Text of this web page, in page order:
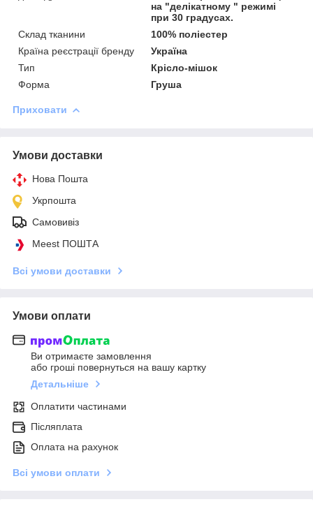
на "делікатному " режимі
при 30 градусах.
Склад тканини
100% поліестер
Країна реєстрації бренду
Україна
Тип
Крісло-мішок
Форма
Груша
Приховати
Умови доставки
Нова Пошта
Укрпошта
Самовивіз
Meest ПОШТА
Всі умови доставки
Умови оплати
Ви отримаєте замовлення
або гроші повернуться на вашу картку
Детальніше
Оплатити частинами
Післяплата
Оплата на рахунок
Всі умови оплати